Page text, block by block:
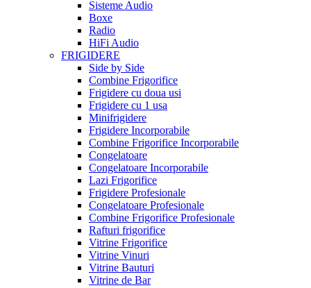
Sisteme Audio
Boxe
Radio
HiFi Audio
FRIGIDERE
Side by Side
Combine Frigorifice
Frigidere cu doua usi
Frigidere cu 1 usa
Minifrigidere
Frigidere Incorporabile
Combine Frigorifice Incorporabile
Congelatoare
Congelatoare Incorporabile
Lazi Frigorifice
Frigidere Profesionale
Congelatoare Profesionale
Combine Frigorifice Profesionale
Rafturi frigorifice
Vitrine Frigorifice
Vitrine Vinuri
Vitrine Bauturi
Vitrine de Bar